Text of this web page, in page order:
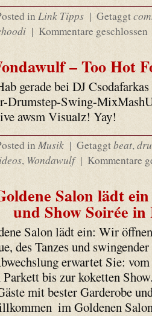
in Link Tipps | Getaggt
| Kommentare geschlossen
– Too Hot
gerade bei DJ
Drumstep-Swing-
awsm Visualz! Yay!
in Musik | Getaggtbeat,
, Wondawulf | Kommentare
Salon lädt
und Show Soirée
Salon lädt ein: Wir
des Tanzes und
erwartet Sie:
Parkett bis zur koketten
mit bester Garderobe
 im Goldenen